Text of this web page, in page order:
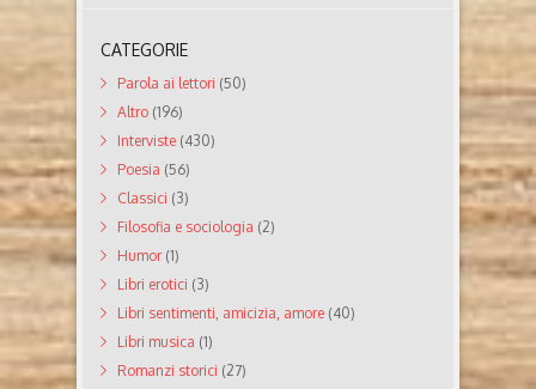
CATEGORIE
Parola ai lettori (50)
Altro (196)
Interviste (430)
Poesia (56)
Classici (3)
Filosofia e sociologia (2)
Humor(1)
Libri erotici (3)
Libri sentimenti, amicizia, amore (40)
Libri musica (1)
Romanzi storici (27)